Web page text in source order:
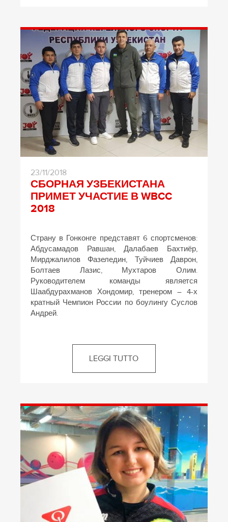
23/11/2018
СБОРНАЯ УЗБЕКИСТАНА
ПРИМЕТ УЧАСТИЕ В WBCC
2018
Страну в Гонконге представят 6 спортсменов:
Абдусамадов Равшан, Далабаев Бахтиёр,
Мирджалилов Фазеледин, Туйчиев Даврон,
Болтаев Лазис, Мухтаров Олим.
Руководителем команды является
Шаабдурахманов Хондомир, тренером – 4-х
кратный Чемпион России по боулингу Суслов
Андрей.
LEGGI TUTTO